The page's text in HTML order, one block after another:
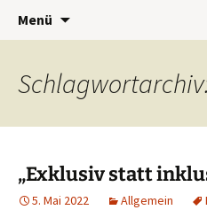
Café Wohnwerk
Wohnwerk München e.V.
Menü
„Exklusiv statt
5. Mai 2022 Allgemein